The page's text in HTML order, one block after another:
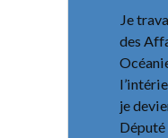
Je
des
je